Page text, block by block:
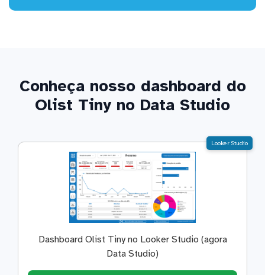
Conheça nosso dashboard do
Olist Tiny no Data Studio
Looker Studio
Dashboard Olist Tiny no Looker Studio (agora
Data Studio)